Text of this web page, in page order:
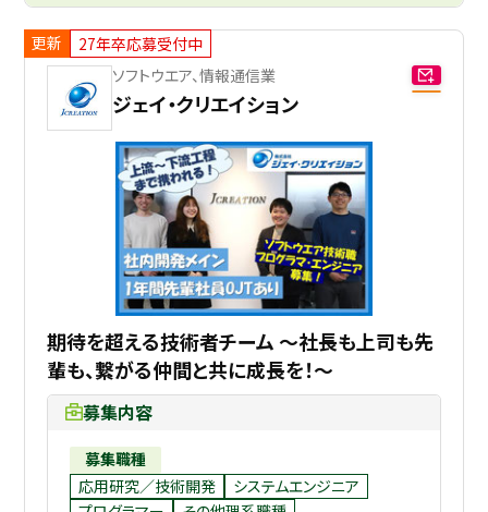
更新
27年卒応募受付中
ソフトウエア、情報通信業
ジェイ・クリエイション
期待を超える技術者チーム ～社長も上司も先
輩も、繋がる仲間と共に成長を！～
募集内容
募集職種
応用研究／技術開発
システムエンジニア